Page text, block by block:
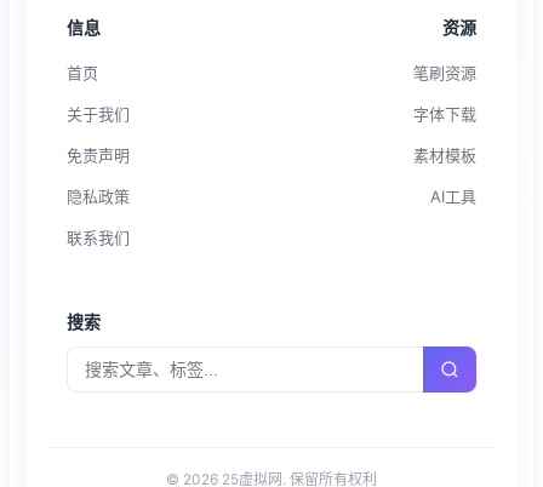
信息
首页
关于我们
免责声明
隐私政策
联系我们
资源
笔刷资源
字体下载
素材模板
AI工具
搜索
© 2026 25虚拟网. 保留所有权利